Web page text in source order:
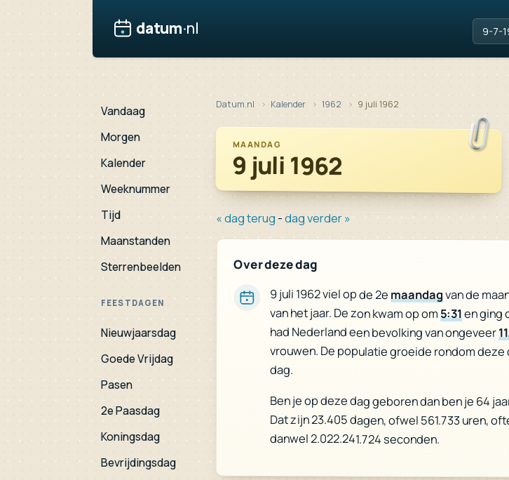
datum·nl
Vandaag
Morgen
Kalender
Weeknummer
Tijd
Maanstanden
Sterrenbeelden
FEESTDAGEN
Nieuwjaarsdag
Goede Vrijdag
Pasen
2e Paasdag
Koningsdag
Bevrijdingsdag
Datum.nl Kalender 1962 9 juli 1962
MAANDAG
9 juli 1962
« dag terug -dag verder »
Over deze dag
9 juli 1962 viel op de 2e maandagvan de
van het jaar. De zon kwam op om 5:31en ging
had Nederland een bevolking van ongeveer
vrouwen. De populatie groeide rondom
dag.
Ben je op deze dag geboren dan ben je 64
Dat zijn 23.405 dagen, ofwel 561.733 uren,
danwel 2.022.241.724 seconden.